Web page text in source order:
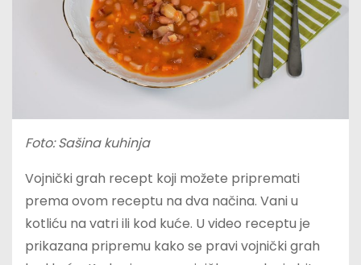
Foto: Sašina kuhinja
Vojnički grah recept koji možete pripremati
prema ovom receptu na dva načina. Vani u
kotliću na vatri ili kod kuće. U video receptu je
prikazana pripremu kako se pravi vojnički grah